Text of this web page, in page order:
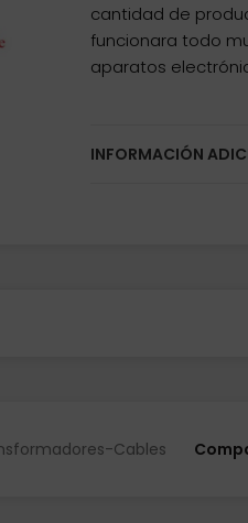
cantidad de
funcionara todo
aparatos
INFORMACIÓN
Cables